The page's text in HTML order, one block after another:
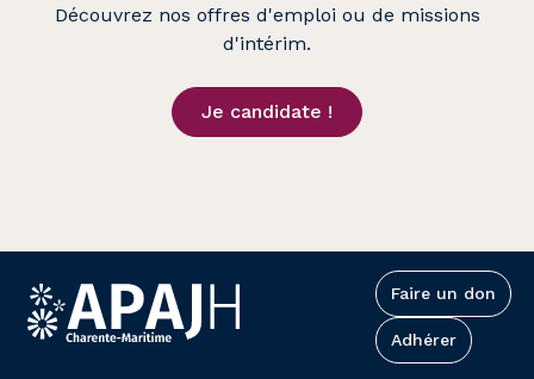
Découvrez nos offres d'emploi ou de missions
d'intérim.
Je candidate !
Faire un don
Adhérer